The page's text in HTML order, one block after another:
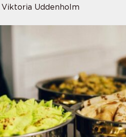
Viktoria Uddenholm